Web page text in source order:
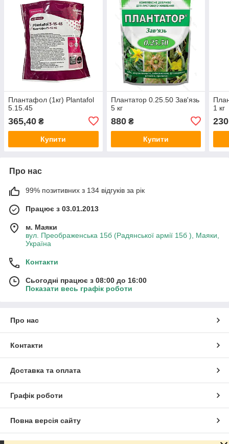
Плантафол (1кг) Plantafol
5.15.45
365,40 ₴
Купити
Плантатор 0.25.50 Зав'язь
5 кг
880₴
Купити
1 кг
230
Про нас
99% позитивних з 134 відгуків за рік
Працює з 03.01.2013
м. Маяки
вул. Преображенська 15б (Радянської армії 15б ), Маяки,
Україна
Контакти
Сьогодні працює з 08:00 до 16:00
Показати весь графік роботи
Про нас
Контакти
Доставка та оплата
Графік роботи
Повна версія сайту